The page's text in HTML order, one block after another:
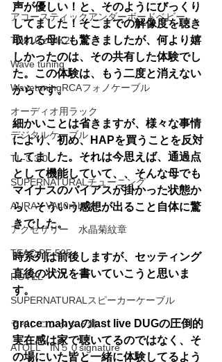
アコースティックアンダーボードベビー
TD510ｚMK2
Wave tuning
WavetuningRCAフォノケーブル
オーディオ用ラック
デジタルケーブル
TL-3 3.0
SUPERNATURALチューニング
AURA VA40rebirth
アクセサリー 水晶菊紋章
TEAC PE-505
ROTEL
SUPERNATURALスピーカーケーブル
ラインコンタクト針
ATOLL IN５０signature
声が優しい！と、そのようにびっくり
してました！そこまでの解像度を聴き
取れる母にも驚きましたが、何より嬉
しかったのは、その共有した体験でし
た。この体験は、もう二度と消えない
からです。
細かいことは省きますが、様々な事情
により、初め、HAPを買うことを反対
してました。それは今思えば、通過点
として機能していて、、そんな母でも
マイナスのバイアスが掛かった状態か
ら、そういう感想が出ること自体に驚
きでした。
時系列は前後しますが、セッティング
直後の状況を書いていこうと思いま
す。
grace mahyaのlast live DUGの圧倒的
実在感は家で聴いてるのではなく、そ
の場にいた皆と一緒に体験してるよう